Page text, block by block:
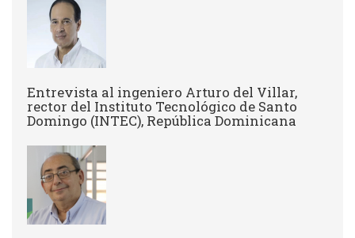
Entrevista al ingeniero Arturo del Villar,
rector del Instituto Tecnológico de Santo
Domingo (INTEC), República Dominicana